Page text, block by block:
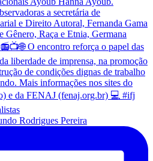
Rodrigues Pereira